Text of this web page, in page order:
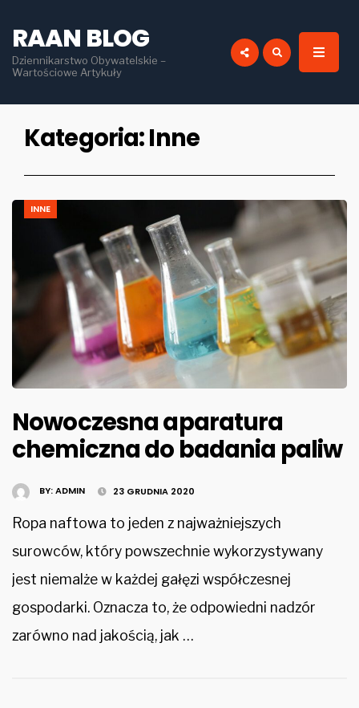
RAAN BLOG
Dziennikarstwo Obywatelskie –
Wartościowe Artykuły
Kategoria:Inne
INNE
Nowoczesna aparatura
chemiczna do badania paliw
BY:ADMIN 23 GRUDNIA 2020
Ropa naftowa to jeden z najważniejszych
surowców, który powszechnie wykorzystywany
jest niemalże w każdej gałęzi współczesnej
gospodarki. Oznacza to, że odpowiedni nadzór
zarówno nad jakością, jak …